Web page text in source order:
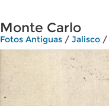
Monte Carlo
Fotos Antiguas / Jalisco /